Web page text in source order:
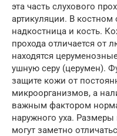
эта часть слухового
артикуляции. В
надкостница и кость.
прохода отличается от
находятся
ушную серу (церумен).
защите кожи от
микроорганизмов, а
важным фактором
наружного уха. Размеры
могут заметно